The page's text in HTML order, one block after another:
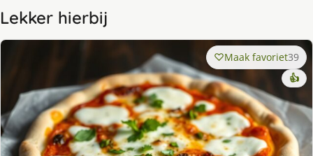
Lekker hierbij
Maak favoriet39
👍